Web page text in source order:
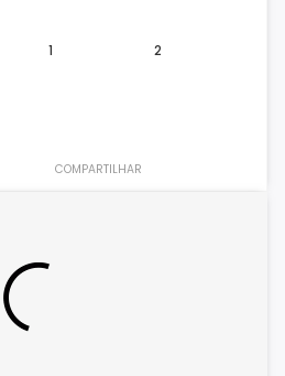
1 2
COMPARTILHAR